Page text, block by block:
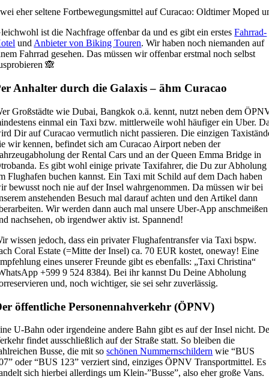
eher seltene Fortbewegungsmittel auf Curacao: Oldtimer Moped
ist die Nachfrage offenbar da und es gibt ein erstesFahrrad-
undAnbieter von Biking Touren. Wir haben noch niemanden auf
Fahrrad gesehen. Das müssen wir offenbar erstmal noch selbst
🙈
Anhalter durch die Galaxis – ähm Curacao
Großstädte wie Dubai, Bangkok o.ä. kennt, nutzt neben dem
einmal ein Taxi bzw. mittlerweile wohl häufiger ein Uber.
Dir auf Curacao vermutlich nicht passieren. Die einzigen
wir kennen, befindet sich am Curacao Airport neben der
der Rental Cars und an der Queen Emma Bridge in
Es gibt wohl einige private Taxifahrer, die Du zur Abholung
Flughafen buchen kannst. Ein Taxi mit Schild auf dem Dach haben
bewusst noch nie auf der Insel wahrgenommen. Da müssen wir bei
anstehenden Besuch mal darauf achten und den Artikel dann
Wir werden dann auch mal unsere Uber-App anschmeißen
nachsehen, ob irgendwer aktiv ist. Spannend!
wissen jedoch, dass ein privater Flughafentransfer via Taxi bspw.
Coral Estate (=Mitte der Insel) ca. 70 EUR kostet, oneway! Eine
eines unserer Freunde gibt es ebenfalls: „Taxi Christina“
+599 9 524 8384). Bei ihr kannst Du Deine Abholung
und, noch wichtiger, sie sei sehr zuverlässig.
öffentliche Personennahverkehr (ÖPNV)
U-Bahn oder irgendeine andere Bahn gibt es auf der Insel nicht.
findet ausschließlich auf der Straße statt. So bleiben die
Busse, die mit soschönen Nummernschildern wie “BUS
oder “BUS 123” verziert sind, einziges ÖPNV Transportmittel. Es
sich hierbei allerdings um Klein-”Busse”, also eher große Vans.